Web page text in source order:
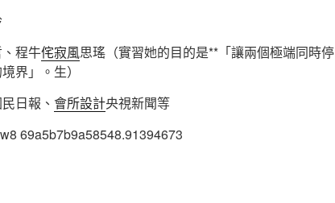
程牛侘寂風思瑤（實習她的目的是**「讓兩個極端同時停
界」。生）
日報、 會所設計央視新聞等
69a5b7b9a58548.91394673